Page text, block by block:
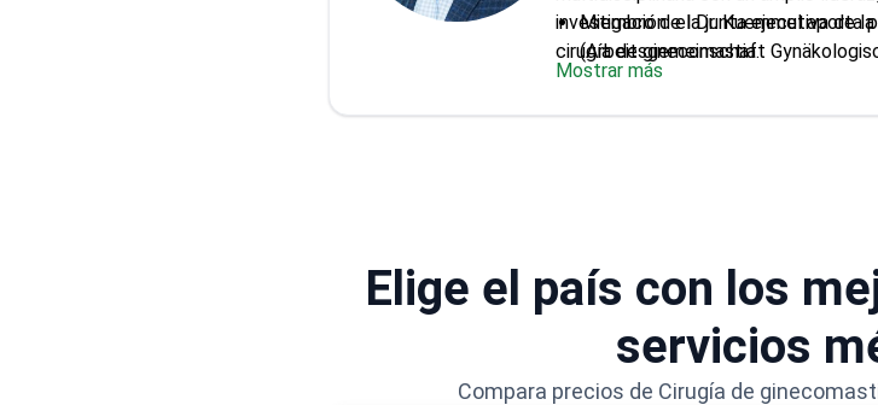
Elige el país con los
servicios
Compara precios de Cirugía de
investigación: el Dr. Kuemmel aporta
cirugía de ginecomastia.
Miembro de la junta ejecutiva de la
(Arbeitsgemeinschaft
Miembro de AWO Gyn – Comisión
Mostrar más